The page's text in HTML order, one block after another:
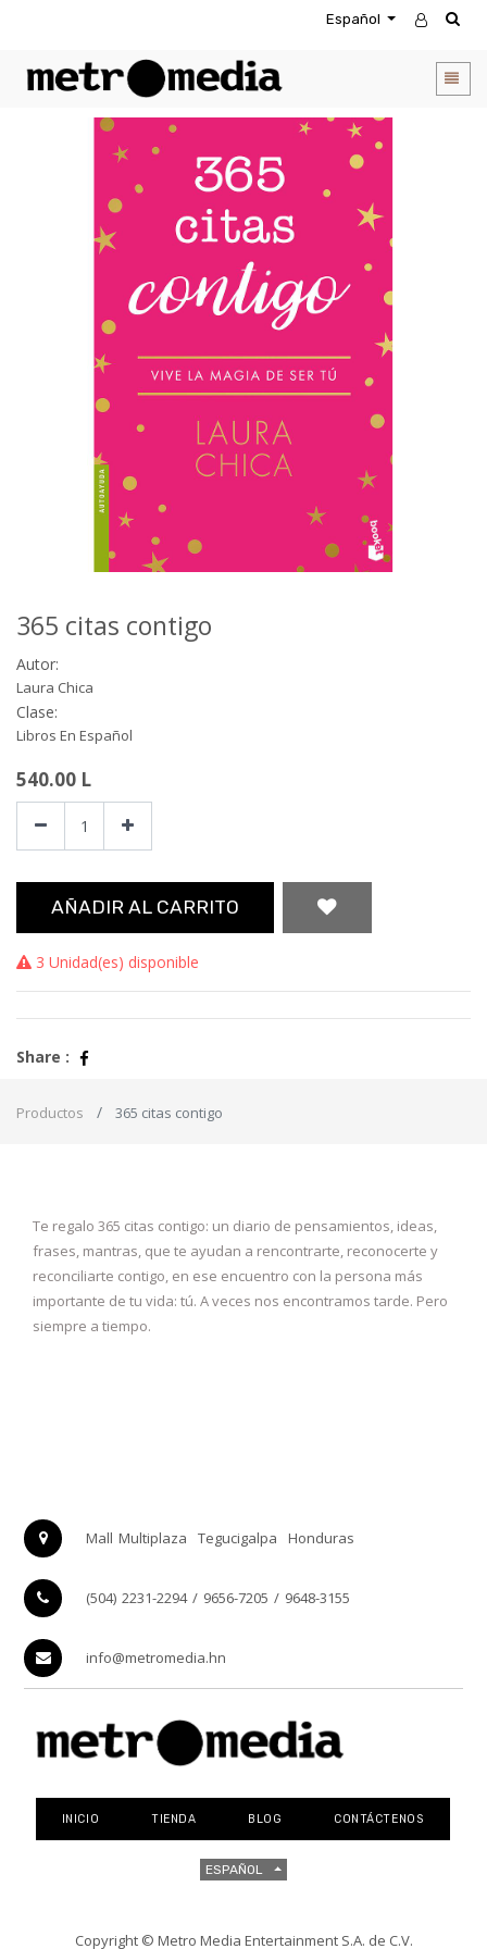
Español
365 citas contigo
Autor:
Laura Chica
Clase:
Libros En Español
540.00 L
AÑADIR AL CARRITO
3 Unidad(es) disponible
Share :
Productos 365 citas contigo
Te regalo 365 citas contigo: un diario de pensamientos, ideas,
frases, mantras, que te ayudan a rencontrarte, reconocerte y
reconciliarte contigo, en ese encuentro con la persona más
importante de tu vida: tú. A veces nos encontramos tarde. Pero
siempre a tiempo.
Mall Multiplaza Tegucigalpa Honduras
(504) 2231-2294 / 9656-7205 / 9648-3155
info@metromedia.hn
INICIO TIENDA BLOG CONTÁCTENOS
ESPAÑOL
Copyright © Metro Media Entertainment S.A. de C.V.